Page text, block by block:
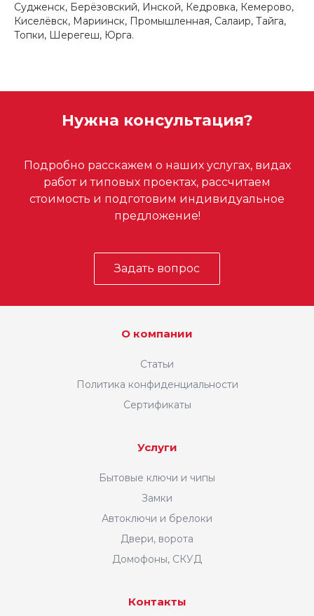
Судженск, Берёзовский, Инской, Кедровка, Кемерово,
Киселёвск, Мариинск, Промышленная, Салаир, Тайга,
Топки, Шерегеш, Юрга.
Нужна консультация?
Подробно расскажем о наших услугах, видах
работ и типовых проектах, рассчитаем
стоимость и подготовим индивидуальное
предложение!
Задать вопрос
О компании
Статьи
Политика конфиденциальности
Сертификаты
Услуги
Бытовые ключи и чипы
Замки
Автоключи и брелоки
Двери, ворота
Домофоны, СКУД
Контакты